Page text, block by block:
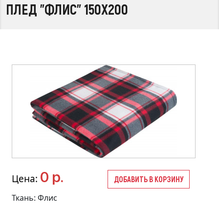
ПЛЕД "ФЛИС" 150Х200
Цена: 0 р. ДОБАВИТЬ В КОРЗИНУ
Ткань: Флис